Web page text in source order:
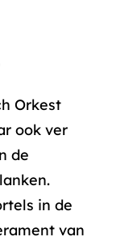
Orkest
ook ver
de
in de
van